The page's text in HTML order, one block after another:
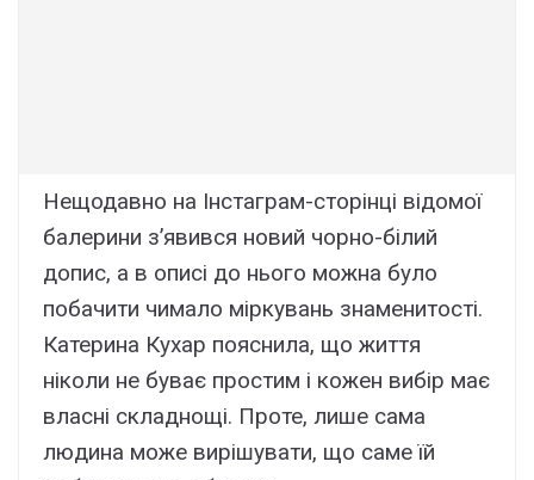
Нещодавно на Інстаграм-сторінці відомої
балерини з’явився новий чорно-білий
допис, а в описі до нього можна було
побачити чимало міркувань знаменитості.
Катерина Кухар пояснила, що життя
ніколи не буває простим і кожен вибір має
власні складнощі. Проте, лише сама
людина може вирішувати, що саме їй